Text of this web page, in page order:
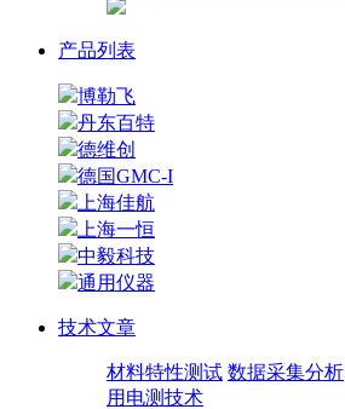
产品列表
博勒飞
丹东百特
德维创
德国GMC-I
上海佳航
上海一恒
中毅科技
通用仪器
技术文章
材料特性测试 数据采集分析
用电测技术